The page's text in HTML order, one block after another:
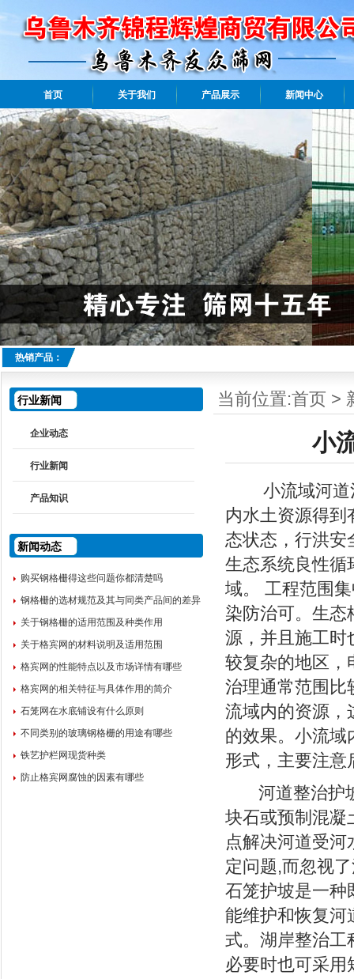
首页 关于我们 产品展示 新闻中心
热销产品：
当前位置:首页 >
小
小流域河道
内水土资源得
态状态，行洪安
生态系统良性循
域。 工程范围
染防治可。生态
源，并且施工时
较复杂的地区，
治理通常范围比
流域内的资源，
的效果。小流域
形式，主要注意
河道整治护
块石或预制混凝
点解决河道受河
定问题,而忽视
石笼护坡是一种
能维护和恢复河
式。湖岸整治工
必要时也可采用
行业新闻
企业动态
行业新闻
产品知识
新闻动态
购买钢格栅得这些问题你都清楚吗
钢格栅的选材规范及其与同类产品间的差异
关于钢格栅的适用范围及种类作用
关于格宾网的材料说明及适用范围
格宾网的性能特点以及市场详情有哪些
格宾网的相关特征与具体作用的简介
石笼网在水底铺设有什么原则
不同类别的玻璃钢格栅的用途有哪些
铁艺护栏网现货种类
防止格宾网腐蚀的因素有哪些